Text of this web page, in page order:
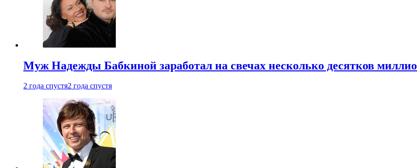
Муж Надежды Бабкиной заработал на свечах несколько десятков
2 года спустя2 года спустя